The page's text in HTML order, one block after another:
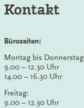
Kontakt
Bürozeiten:
Montag bis Donnerstag
9.00 – 12.30 Uhr
14.00 – 16.30 Uhr
Freitag:
9.00 – 12.30 Uhr